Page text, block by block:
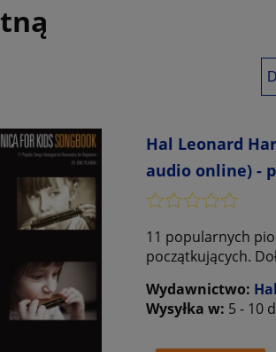
Hal Leonard
audio online) -
11 popularnych
początkujących.
Wydawnictwo:
Wysyłka w: 5 - 10